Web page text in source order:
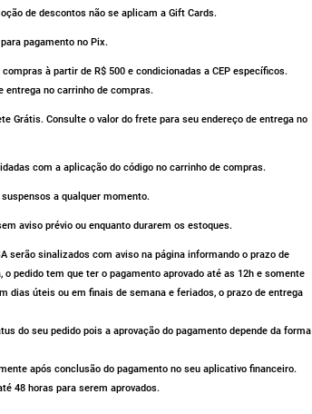
de descontos não se aplicam a Gift Cards.
pagamento no Pix.
à partir de R$ 500 e condicionadas a CEP específicos.
entrega no carrinho de compras.
Grátis. Consulte o valor do frete para seu endereço de entrega no
com a aplicação do código no carrinho de compras.
a qualquer momento.
aviso prévio ou enquanto durarem os estoques.
serão sinalizados com aviso na página informando o prazo de
pedido tem que ter o pagamento aprovado até as 12h e somente
dias úteis ou em finais de semana e feriados, o prazo de entrega
do seu pedido pois a aprovação do pagamento depende da forma
após conclusão do pagamento no seu aplicativo financeiro.
48 horas para serem aprovados.